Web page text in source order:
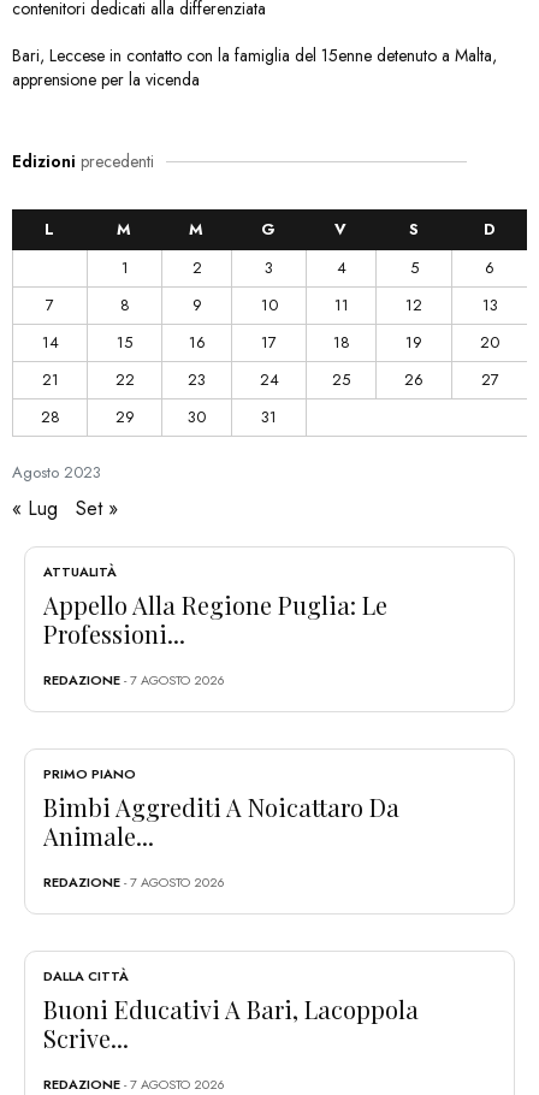
contenitori dedicati alla differenziata
Bari, Leccese in contatto con la famiglia del 15enne detenuto a Malta,
apprensione per la vicenda
Edizioni precedenti
Agosto 2023
L M M G V S
D
1
2 3 4 5
6
7
8 9 10 11 12
13
14
15 16 17 18 19
20
21
22 23 24 25 26
27
28
29 30 31
« Lug Set »
ATTUALITÀ
Appello Alla Regione Puglia: Le
Professioni...
REDAZIONE- 7 AGOSTO 2026
PRIMO PIANO
Bimbi Aggrediti A Noicattaro Da
Animale...
REDAZIONE- 7 AGOSTO 2026
DALLA CITTÀ
Buoni Educativi A Bari, Lacoppola
Scrive...
REDAZIONE- 7 AGOSTO 2026